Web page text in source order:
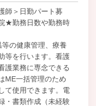
師＞日勤パート募
★勤務日数や勤務時
の健康管理、療養
等を行います。看護
護業務に専念できる
ME一括管理のため
て使用できます。電
・書類作成（未経験